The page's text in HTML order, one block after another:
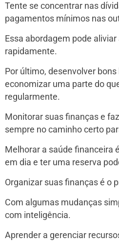
Tente se concentrar nas
pagamentos mínimos nas
Essa abordagem pode
rapidamente.
Por último, desenvolver
economizar uma parte do
regularmente.
Monitorar suas finanças e
sempre no caminho certo
Melhorar a saúde financeira
em dia e ter uma reserva
Organizar suas finanças é o
Com algumas mudanças
com inteligência.
Aprender a gerenciar